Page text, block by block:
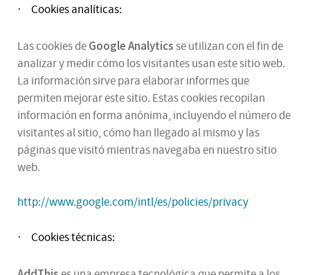
· Cookies analíticas:
Las cookies deGoogle Analyticsse utilizan con el fin de
analizar y medir cómo los visitantes usan este sitio web.
La información sirve para elaborar informes que
permiten mejorar este sitio. Estas cookies recopilan
información en forma anónima, incluyendo el número de
visitantes al sitio, cómo han llegado al mismo y las
páginas que visitó mientras navegaba en nuestro sitio
web.
http://www.google.com/intl/es/policies/privacy
· Cookies técnicas: